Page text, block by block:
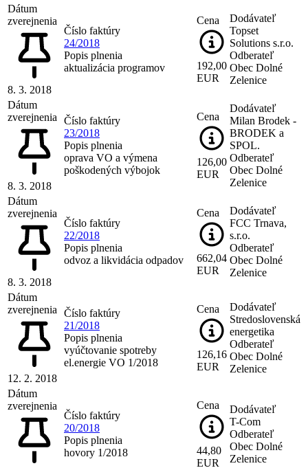
Dátum
zverejnenia
8. 3. 2018
Číslo faktúry
24/2018
Popis plnenia
aktualizácia programov
Cena
192,00
EUR
Dodávateľ
Topset
Solutions s.r.o.
Odberateľ
Obec Dolné
Zelenice
Dátum
zverejnenia
8. 3. 2018
Číslo faktúry
23/2018
Popis plnenia
oprava VO a výmena
poškodených výbojok
Cena
126,00
EUR
Dodávateľ
Milan Brodek -
BRODEK a
SPOL.
Odberateľ
Obec Dolné
Zelenice
Dátum
zverejnenia
8. 3. 2018
Číslo faktúry
22/2018
Popis plnenia
odvoz a likvidácia odpadov
Cena
662,04
EUR
Dodávateľ
FCC Trnava,
s.r.o.
Odberateľ
Obec Dolné
Zelenice
Dátum
zverejnenia
12. 2. 2018
Číslo faktúry
21/2018
Popis plnenia
vyúčtovanie spotreby
el.energie VO 1/2018
Cena
126,16
EUR
Dodávateľ
Stredoslovenská
energetika
Odberateľ
Obec Dolné
Zelenice
Dátum
zverejnenia
Číslo faktúry
20/2018
Popis plnenia
hovory 1/2018
Cena
44,80
EUR
Dodávateľ
T-Com
Odberateľ
Obec Dolné
Zelenice